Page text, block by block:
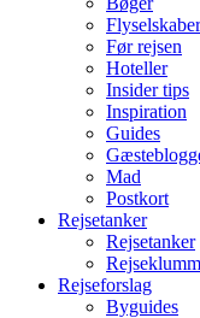
Flyselskaber
Før rejsen
Hoteller
Insider tips
Inspiration
Guides
Mad
Postkort
Rejsetanker
Rejsetanker
Rejseforslag
Byguides